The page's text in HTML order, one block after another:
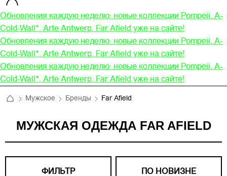
Обновления каждую неделю: новые коллекции Pompeii, A-
Cold-Wall*, Arte Antwerp, Far Afield уже на сайте!
Обновления каждую неделю: новые коллекции Pompeii, A-
Cold-Wall*, Arte Antwerp, Far Afield уже на сайте!
Обновления каждую неделю: новые коллекции Pompeii, A-
Cold-Wall*, Arte Antwerp, Far Afield уже на сайте!
Мужское Бренды Far Afield
МУЖСКАЯ ОДЕЖДА FAR AFIELD
ФИЛЬТР ПО НОВИЗНЕ